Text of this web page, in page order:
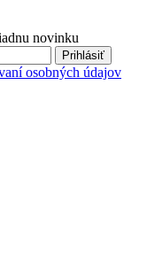
novinku
Prihlásiť
osobných údajov